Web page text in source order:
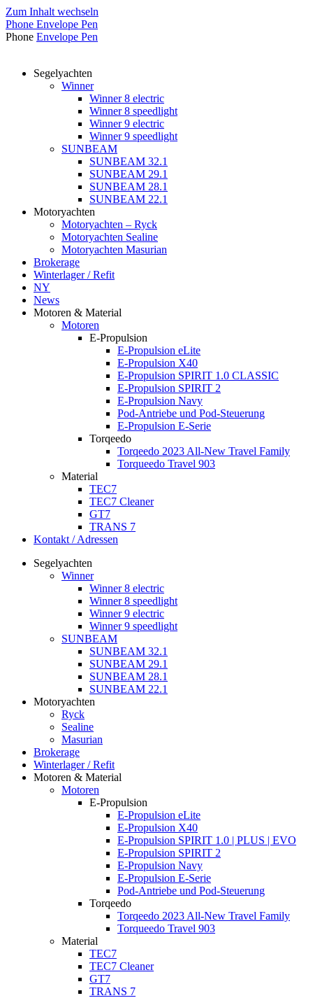
Zum Inhalt wechseln
Phone Envelope Pen
Phone Envelope Pen
Segelyachten
Winner
Winner 8 electric
Winner 8 speedlight
Winner 9 electric
Winner 9 speedlight
SUNBEAM
SUNBEAM 32.1
SUNBEAM 29.1
SUNBEAM 28.1
SUNBEAM 22.1
Motoryachten
Motoryachten – Ryck
Motoryachten Sealine
Motoryachten Masurian
Brokerage
Winterlager / Refit
NY
News
Motoren & Material
Motoren
E-Propulsion
E-Propulsion eLite
E-Propulsion X40
E-Propulsion SPIRIT 1.0 CLASSIC
E-Propulsion SPIRIT 2
E-Propulsion Navy
Pod-Antriebe und Pod-Steuerung
E-Propulsion E-Serie
Torqeedo
Torqeedo 2023 All-New Travel Family
Torqueedo Travel 903
Material
TEC7
TEC7 Cleaner
GT7
TRANS 7
Kontakt / Adressen
Segelyachten
Winner
Winner 8 electric
Winner 8 speedlight
Winner 9 electric
Winner 9 speedlight
SUNBEAM
SUNBEAM 32.1
SUNBEAM 29.1
SUNBEAM 28.1
SUNBEAM 22.1
Motoryachten
Ryck
Sealine
Masurian
Brokerage
Winterlager / Refit
Motoren & Material
Motoren
E-Propulsion
E-Propulsion eLite
E-Propulsion X40
E-Propulsion SPIRIT 1.0 | PLUS | EVO
E-Propulsion SPIRIT 2
E-Propulsion Navy
E-Propulsion E-Serie
Pod-Antriebe und Pod-Steuerung
Torqeedo
Torqeedo 2023 All-New Travel Family
Torqueedo Travel 903
Material
TEC7
TEC7 Cleaner
GT7
TRANS 7